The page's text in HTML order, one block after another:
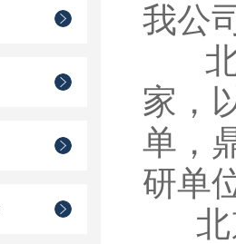
我公
北
家，
单，
研单
北